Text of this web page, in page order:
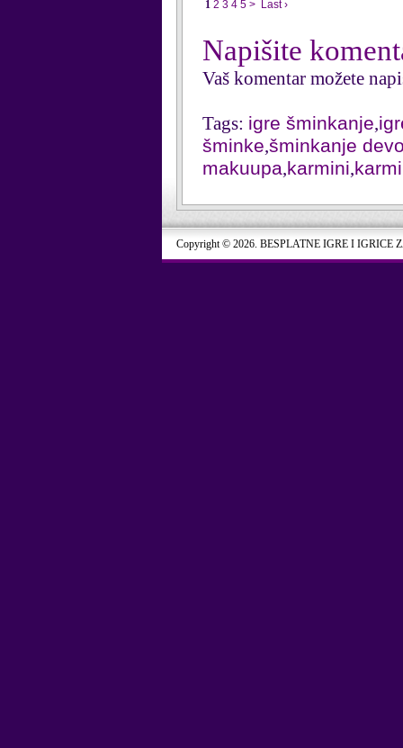
1 2 3 4 5 > Last ›
Napišite
Vaš komentar možete
Tags: igre šminkanje,
šminke,šminkanje
makuupa,karmini,
Copyright © 2026. BESPLATNE IGRE I IGRICE